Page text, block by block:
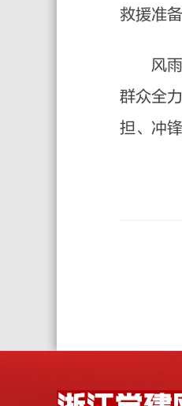
救援准
风
群众全
担、冲